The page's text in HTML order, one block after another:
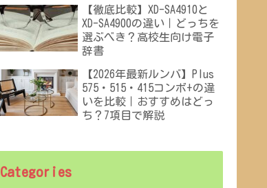
【徹底比較】XD-SA4910と
XD-SA4900の違い｜どっちを
選ぶべき？高校生向け電子
辞書
【2026年最新ルンバ】Plus
575・515・415コンボ+の違
いを比較｜おすすめはどっ
ち？7項目で解説
Categories